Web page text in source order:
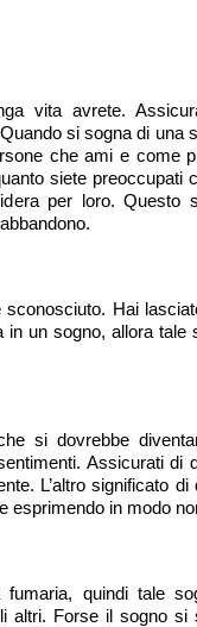
vita avrete.
si sogna di una
che ami e come
siete preoccupati
per loro. Questo
Hai
in un sogno, allora tale
si dovrebbe
Assicurati di
L’altro significato di
esprimendo in modo
quindi tale
altri. Forse il sogno si